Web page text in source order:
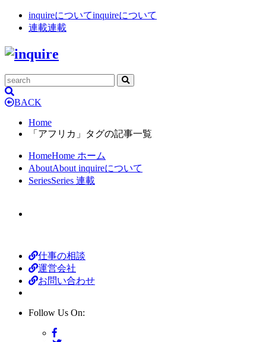
inquireについてinquireについて
連載連載
BACK
Home
「アフリカ」タグの記事一覧
HomeHome ホーム
AboutAbout inquireについて
SeriesSeries 連載
仕事の相談
運営会社
お問い合わせ
Follow Us On: